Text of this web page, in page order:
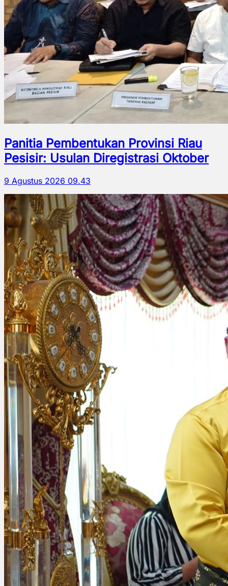
Panitia Pembentukan Provinsi Riau
Pesisir: Usulan Diregistrasi Oktober
9 Agustus 2026 09.43